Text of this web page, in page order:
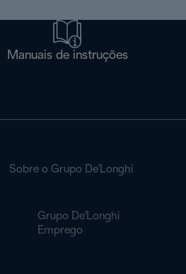
Manuais de instruções
Sobre o Grupo De'Longhi
Grupo De'Longhi
Emprego